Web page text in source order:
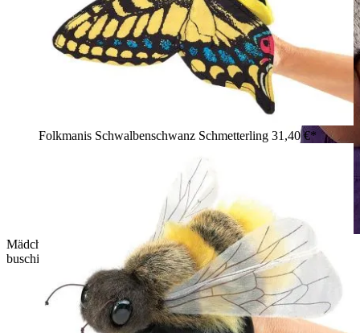
Mädchen hält Folkmanis Handpuppe graues Eichhörnchen mit
buschigem braunem Schwanz lächelnd an die Wange
Folkmanis Schwalbenschwanz Schmetterling 31,40 €*